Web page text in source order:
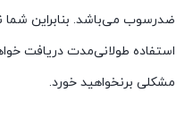
ضدرسوب می‌باشد. بنابراین شما
استفاده طولانی‌مدت دریافت
مشکلی برنخواهید خورد.